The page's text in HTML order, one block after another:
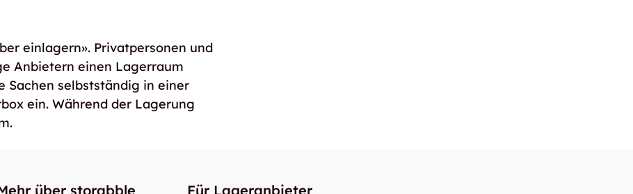
einlagern». Privatpersonen und
Anbietern einen Lagerraum
Sachen selbstständig in einer
ein. Während der Lagerung
über storabble Für Lageranbieter